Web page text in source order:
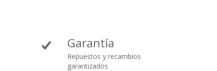
Garantía
Repuestos y recambios
garantizados